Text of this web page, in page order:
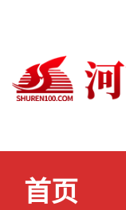
首页